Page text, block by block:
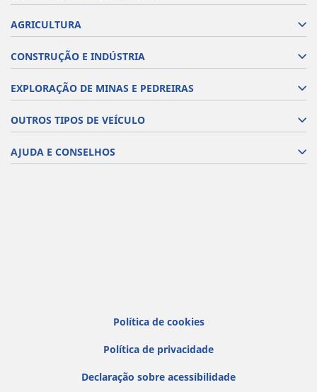
AGRICULTURA
CONSTRUÇÃO E INDÚSTRIA
EXPLORAÇÃO DE MINAS E PEDREIRAS
OUTROS TIPOS DE VEÍCULO
AJUDA E CONSELHOS
Política de cookies
Política de privacidade
Declaração sobre acessibilidade